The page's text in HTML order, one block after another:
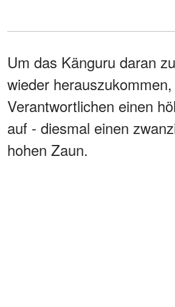
Um das Känguru daran
wieder
Verantwortlichen einen
auf - diesmal einen
hohen Zaun.